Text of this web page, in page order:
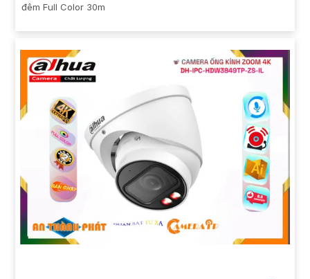
đêm Full Color 30m